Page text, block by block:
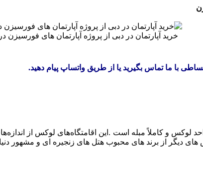
خرید آپارتمان در دبی از پروژه آپارتمان های فورسیزن در DIFC دبی
با ما تماس بگیرید یا از طریق واتساپ پیام دهید.